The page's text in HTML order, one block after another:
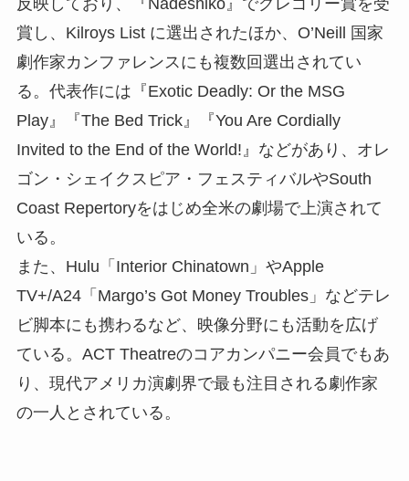
反映しており、『Nadeshiko』でグレゴリー賞を受
賞し、Kilroys List に選出されたほか、O’Neill 国家
劇作家カンファレンスにも複数回選出されてい
る。代表作には『Exotic Deadly: Or the MSG
Play』『The Bed Trick』『You Are Cordially
Invited to the End of the World!』などがあり、オレ
ゴン・シェイクスピア・フェスティバルやSouth
Coast Repertoryをはじめ全米の劇場で上演されて
いる。
また、Hulu「Interior Chinatown」やApple
TV+/A24「Margo’s Got Money Troubles」などテレ
ビ脚本にも携わるなど、映像分野にも活動を広げ
ている。ACT Theatreのコアカンパニー会員でもあ
り、現代アメリカ演劇界で最も注目される劇作家
の一人とされている。